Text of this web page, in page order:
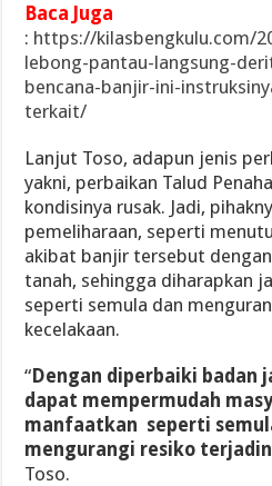
Baca Juga
: https://kilasbengkulu.com/
lebong-pantau-langsung-
bencana-banjir-ini-
terkait/
Lanjut Toso, adapun jenis
yakni, perbaikan Talud
kondisinya rusak. Jadi,
pemeliharaan, seperti
akibat banjir tersebut
tanah, sehingga diharapkan
seperti semula dan
kecelakaan.
“Dengan diperbaiki badan
dapat mempermudah
manfaatkan seperti
mengurangi resiko
Toso.